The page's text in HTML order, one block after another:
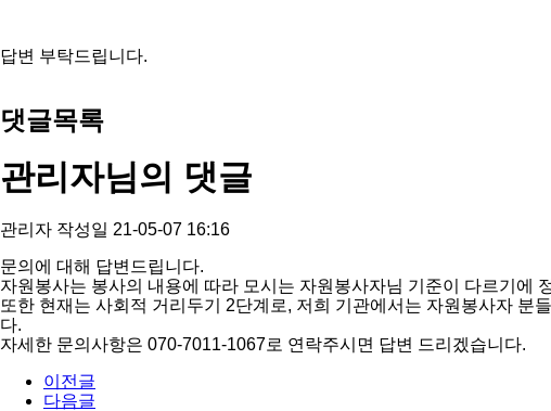
​​​​​​​답변 부탁드립니다.
댓글목록
관리자님의 댓글
관리자 작성일 21-05-07 16:16
문의에 대해 답변드립니다.
자원봉사는 봉사의 내용에 따라 모시는 자원봉사자님 기준이 다르기에
또한 현재는 사회적 거리두기 2단계로, 저희 기관에서는 자원봉사자 분
다.
자세한 문의사항은 070-7011-1067로 연락주시면 답변 드리겠습니다.
이전글
다음글